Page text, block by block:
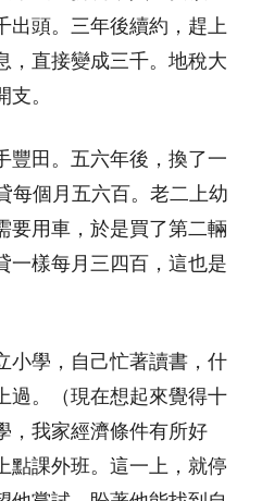
出頭。三年後續約，趕上
，直接變成三千。地稅大
。
豐田。五六年後，換了一
每個月五六百。老二上幼
要用車，於是買了第二輛
一樣每月三四百，這也是
小學，自己忙著讀書，什
過。（現在想起來覺得十
，我家經濟條件有所好
點課外班。這一上，就停